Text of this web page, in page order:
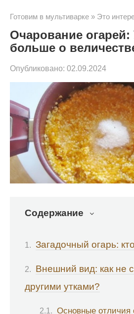
Готовим в мультиварке » Это
Очарование огарей:
больше о
Опубликовано: 02.09.2024
Содержание
Загадочный огарь:
Внешний вид: как не
другими утками?
Основные отличия